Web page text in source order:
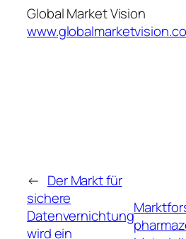
Global Market Vision
← Der Markt für
sichere
Datenvernichtung
wird ein